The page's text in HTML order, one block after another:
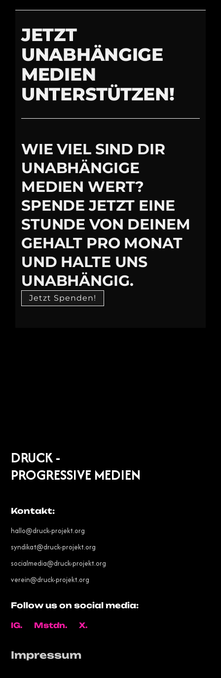
JETZT
UNABHÄNGIGE
MEDIEN
UNTERSTÜTZEN!
WIE VIEL SIND DIR
UNABHÄNGIGE
MEDIEN WERT?
SPENDE JETZT EINE
STUNDE VON DEINEM
GEHALT PRO MONAT
UND HALTE UNS
UNABHÄNGIG.
Jetzt Spenden!
DRUCK -
PROGRESSIVE MEDIEN
Kontakt:
hallo@druck-projekt.org
syndikat@druck-projekt.org
socialmedia@druck-projekt.org
verein@druck-projekt.org
Follow us on social media:
IG. Mstdn. X.
Impressum